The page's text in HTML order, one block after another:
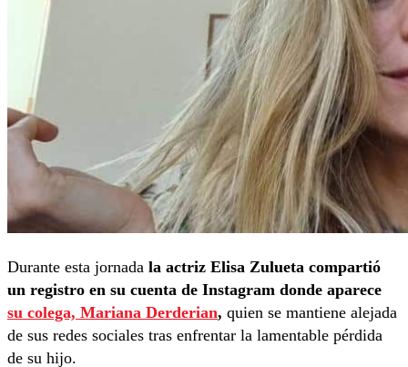
Durante esta jornada la actriz Elisa Zulueta compartió
un registro en su cuenta de Instagram donde aparece
su colega, Mariana Derderian, quien se mantiene alejada
de sus redes sociales tras enfrentar la lamentable pérdida
de su hijo.